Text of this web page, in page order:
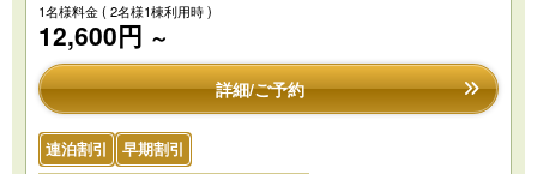
1名様料金( 2名様1棟利用時 )
12,600円 ～
詳細/ご予約
連泊割引 早期割引